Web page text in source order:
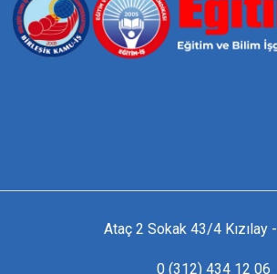
Ataç 2 Sokak 43/4 Kızılay
0 (312) 434 12 06